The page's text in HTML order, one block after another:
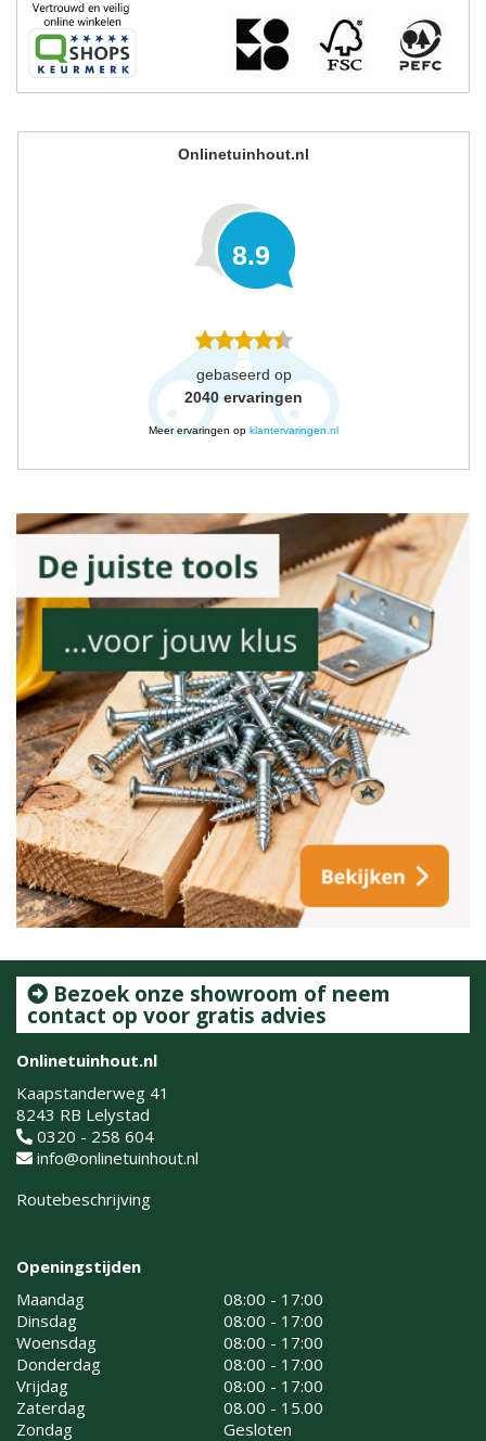
Onlinetuinhout.nl
8.9
gebaseerd op
2040 ervaringen
Meer ervaringen op klantervaringen.nl
Bezoek onze showroom of neem
contact op voor gratis advies
Onlinetuinhout.nl
Kaapstanderweg 41
8243 RB Lelystad
0320 - 258 604
info@onlinetuinhout.nl
Routebeschrijving
Openingstijden
Maandag
08:00 - 17:00
Dinsdag
08:00 - 17:00
Woensdag
08:00 - 17:00
Donderdag
08:00 - 17:00
Vrijdag
08:00 - 17:00
Zaterdag
08.00 - 15.00
Zondag
Gesloten